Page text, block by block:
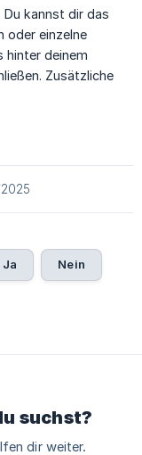
kannst dir das
oder einzelne
hinter deinem
Zusätzliche
Ja Nein
suchst?
dir weiter.